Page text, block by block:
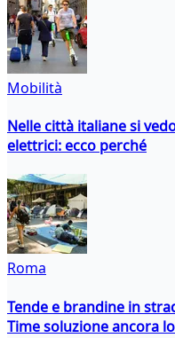
Mobilità
Nelle città italiane si
elettrici: ecco perché
Roma
Tende e brandine in
Time soluzione ancora